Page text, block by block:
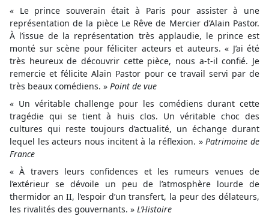
« Le prince souverain était à Paris pour assister à une
représentation de la pièce Le Rêve de Mercier d’Alain Pastor.
À l’issue de la représentation très applaudie, le prince est
monté sur scène pour féliciter acteurs et auteurs. « J’ai été
très heureux de découvrir cette pièce, nous a-t-il confié. Je
remercie et félicite Alain Pastor pour ce travail servi par de
très beaux comédiens. » Point de vue
« Un véritable challenge pour les comédiens durant cette
tragédie qui se tient à huis clos. Un véritable choc des
cultures qui reste toujours d’actualité, un échange durant
lequel les acteurs nous incitent à la réflexion. »Patrimoine de
France
« À travers leurs confidences et les rumeurs venues de
l’extérieur se dévoile un peu de l’atmosphère lourde de
thermidor an II, l’espoir d’un transfert, la peur des délateurs,
les rivalités des gouvernants. » L’Histoire